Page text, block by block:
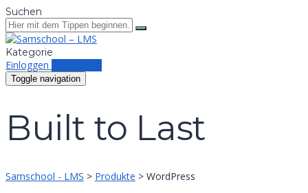
Suchen
Kategorie
Einloggen
Toggle navigation
Built to Last
Samschool - LMS > Produkte > WordPress